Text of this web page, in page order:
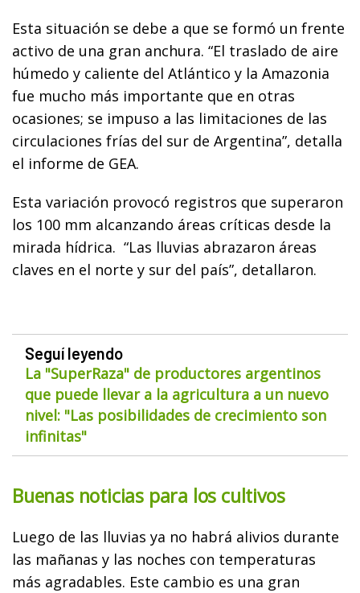
Esta situación se debe a que se formó un frente
activo de una gran anchura. “El traslado de aire
húmedo y caliente del Atlántico y la Amazonia
fue mucho más importante que en otras
ocasiones; se impuso a las limitaciones de las
circulaciones frías del sur de Argentina”, detalla
el informe de GEA.
Esta variación provocó registros que superaron
los 100 mm alcanzando áreas críticas desde la
mirada hídrica. “Las lluvias abrazaron áreas
claves en el norte y sur del país”, detallaron.
Seguí leyendo
La "SuperRaza" de productores argentinos
que puede llevar a la agricultura a un nuevo
nivel: "Las posibilidades de crecimiento son
infinitas"
Buenas noticias para los cultivos
Luego de las lluvias ya no habrá alivios durante
las mañanas y las noches con temperaturas
más agradables. Este cambio es una gran